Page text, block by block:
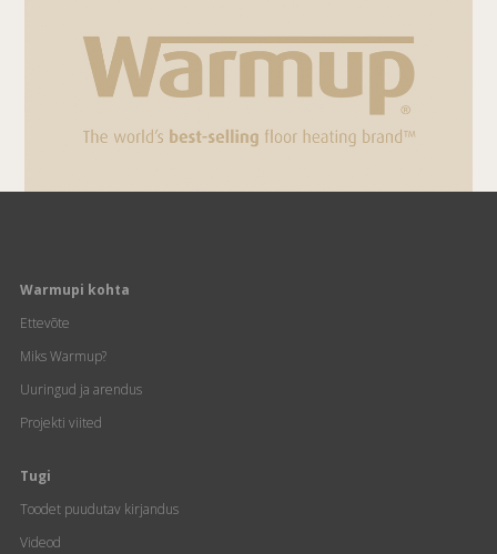
Warmupi kohta
Ettevõte
Miks Warmup?
Uuringud ja arendus
Projekti viited
Tugi
Toodet puudutav kirjandus
Videod